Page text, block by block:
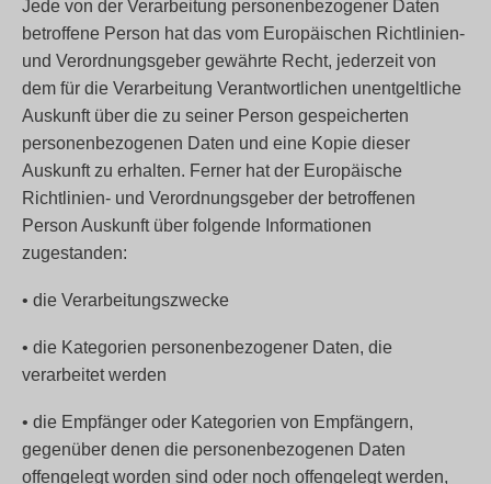
Jede von der Verarbeitung personenbezogener Daten
betroffene Person hat das vom Europäischen Richtlinien-
und Verordnungsgeber gewährte Recht, jederzeit von
dem für die Verarbeitung Verantwortlichen unentgeltliche
Auskunft über die zu seiner Person gespeicherten
personenbezogenen Daten und eine Kopie dieser
Auskunft zu erhalten. Ferner hat der Europäische
Richtlinien- und Verordnungsgeber der betroffenen
Person Auskunft über folgende Informationen
zugestanden:
• die Verarbeitungszwecke
• die Kategorien personenbezogener Daten, die
verarbeitet werden
• die Empfänger oder Kategorien von Empfängern,
gegenüber denen die personenbezogenen Daten
offengelegt worden sind oder noch offengelegt werden,